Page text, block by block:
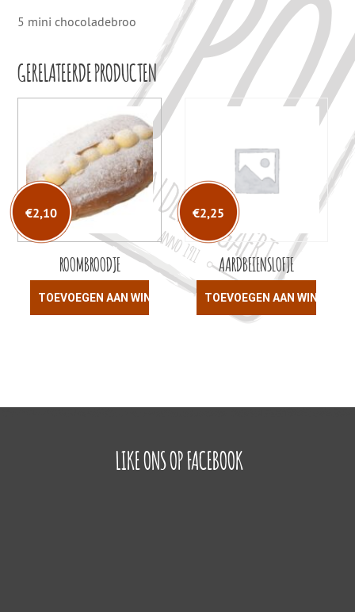
5 mini chocoladebroo
GERELATEERDE PRODUCTEN
ROOMBROODJE
€2,10
TOEVOEGEN AAN WINKELWAGEN
AARDBEIENSLOFJE
€2,25
TOEVOEGEN AAN
LIKE ONS OP FACEBOOK